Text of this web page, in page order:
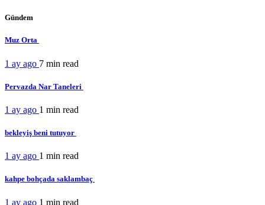
Gündem
Muz Orta
1 ay ago 7 min read
Pervazda Nar Taneleri
1 ay ago 1 min read
bekleyiş beni tutuyor
1 ay ago 1 min read
kahpe bohçada saklambaç
1 ay ago 1 min read